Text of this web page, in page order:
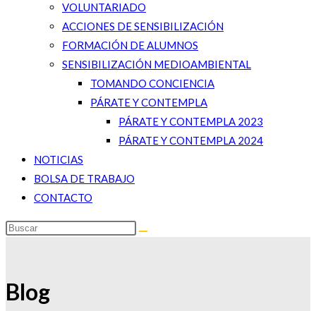
VOLUNTARIADO
ACCIONES DE SENSIBILIZACIÓN
FORMACIÓN DE ALUMNOS
SENSIBILIZACIÓN MEDIOAMBIENTAL
TOMANDO CONCIENCIA
PÁRATE Y CONTEMPLA
PÁRATE Y CONTEMPLA 2023
PÁRATE Y CONTEMPLA 2024
NOTICIAS
BOLSA DE TRABAJO
CONTACTO
Blog